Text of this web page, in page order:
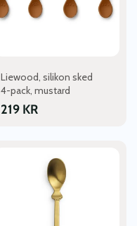
Liewood, silikon sked
4-pack, mustard
219 KR